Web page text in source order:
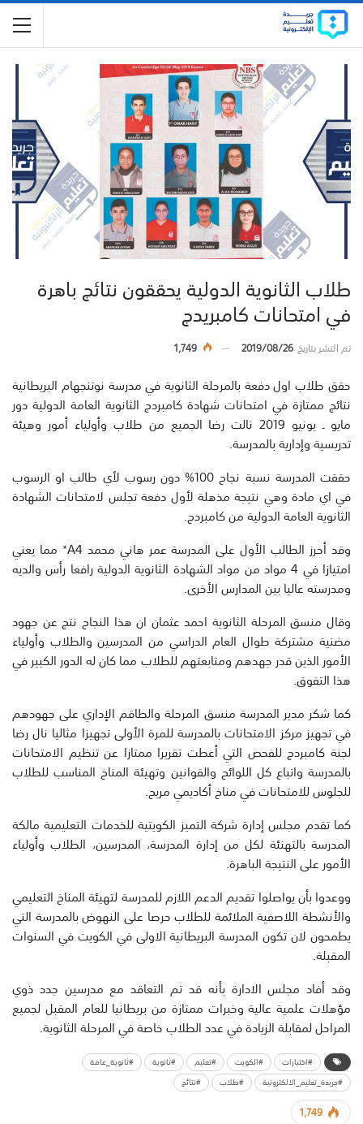
طلاب الثانوية الدولية يحققون نتائج باهرة
في امتحانات كامبريدج
تم النشر بتاريخ2019/08/26
1,749
حقق طلاب اول دفعة بالمرحلة الثانوية في مدرسة نوتنجهام البريطانية
نتائج ممتازة في امتحانات شهادة كامبردج الثانوية العامة الدولية دور
مايو ـ يونيو 2019 نالت رضا الجميع من طلاب وأولياء أمور وهيئة
تدريسية وإدارية بالمدرسة.
حققت المدرسة نسبة نجاح 100% دون رسوب لأي طالب او الرسوب
في اي مادة وهي نتيجة مذهلة لأول دفعة تجلس لامتحانات الشهادة
الثانوية العامة الدولية من كامبردج.
وقد أحرز الطالب الأول على المدرسة عمر هاني محمد A4٭ مما يعني
امتيازا في 4 مواد من مواد الشهادة الثانوية الدولية رافعا رأس والديه
ومدرسته عاليا بين المدارس الأخرى.
وقال منسق المرحلة الثانوية احمد عثمان ان هذا النجاح نتج عن جهود
مضنية مشتركة طوال العام الدراسي من المدرسين والطلاب وأولياء
الأمور الذين قدر جهدهم ومتابعتهم للطلاب مما كان له الدور الكبير في
هذا التفوق.
كما شكر مدير المدرسة منسق المرحلة والطاقم الإداري على جهودهم
في تجهيز مركز الامتحانات بالمدرسة للمرة الأولى تجهيزا مثاليا نال رضا
لجنة كامبردج للفحص التي أعطت تقريرا ممتازا عن تنظيم الامتحانات
بالمدرسة واتباع كل اللوائح والقوانين وتهيئة المناخ المناسب للطلاب
للجلوس للامتحانات في مناخ أكاديمي مريح.
كما تقدم مجلس إدارة شركة التميز الكويتية للخدمات التعليمية مالكة
المدرسة بالتهنئة لكل من إدارة المدرسة، المدرسين، الطلاب وأولياء
الأمور على النتيجة الباهرة.
ووعدوا بأن يواصلوا تقديم الدعم اللازم للمدرسة لتهيئة المناخ التعليمي
والأنشطة اللاصفية الملائمة للطلاب حرصا على النهوض بالمدرسة التي
يطمحون لان تكون المدرسة البريطانية الاولى في الكويت في السنوات
المقبلة.
وقد أفاد مجلس الادارة بأنه قد تم التعاقد مع مدرسين جدد ذوي
مؤهلات علمية عالية وخبرات ممتازة من بريطانيا للعام المقبل لجميع
المراحل لمقابلة الزيادة في عدد الطلاب خاصة في المرحلة الثانوية.
#اختبارات #الكويت #تعليم #ثانوية
#ثانوية_عامة
#جريدة_تعليم_الالكترونية
#طلاب #نتائج
1,749